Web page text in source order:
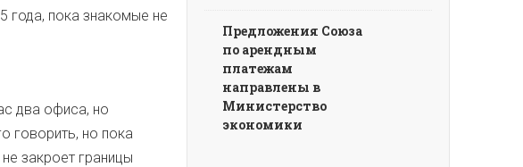
года, пока знакомые не
два офиса, но
говорить, но пока
закроет границы
Предложения Союза
по арендным
платежам
направлены в
Министерство
экономики